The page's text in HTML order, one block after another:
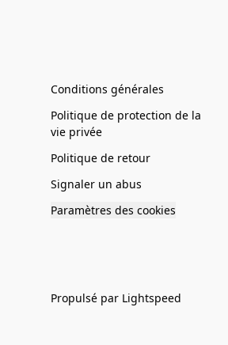
Conditions générales
Politique de protection de la
vie privée
Politique de retour
Signaler un abus
Paramètres des cookies
Propulsé par Lightspeed